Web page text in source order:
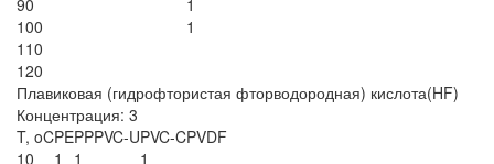
100
1
110
120
Плавиковая (гидрофтористая фторводородная) кислота(HF)
Концентрация: 3
T, oCPEPPPVC-UPVC-CPVDF
10
1 1
1